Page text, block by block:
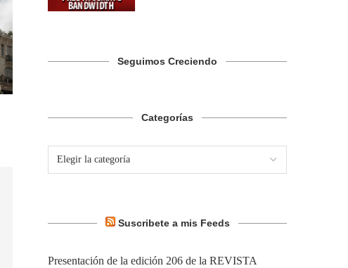
Seguimos Creciendo
Categorías
Suscribete a mis Feeds
Presentación de la edición 206 de la REVISTA